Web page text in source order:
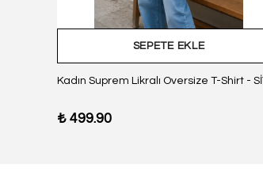
SEPETE EKLE
₺ 499.90